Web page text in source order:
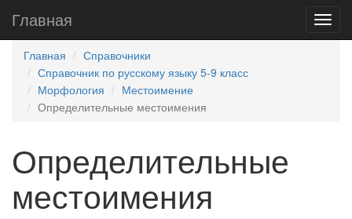
Главная
Главная
Справочники
Справочник по русскому языку 5-9 класс
Морфология
Местоимение
Определительные местоимения
Определительные
местоимения